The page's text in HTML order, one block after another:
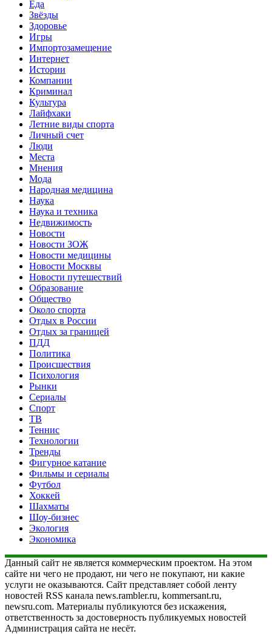
Еда
Звёзды
Здоровье
Игры
Импортозамещение
Интернет
Истории
Компании
Криминал
Культура
Лайфхаки
Летние виды спорта
Личный счет
Люди
Места
Мнения
Мода
Народная медицина
Наука
Наука и техника
Недвижимость
Новости
Новости ЗОЖ
Новости медицины
Новости Москвы
Новости путешествий
Образование
Общество
Около спорта
Отдых в России
Отдых за границей
ПДД
Политика
Происшествия
Психология
Рынки
Сериалы
Спорт
ТВ
Теннис
Технологии
Тренды
Фигурное катание
Фильмы и сериалы
Футбол
Хоккей
Шахматы
Шоу-бизнес
Экология
Экономика
Данный сайт не является коммерческим проектом. На этом
сайте ни чего не продают, ни чего не покупают, ни какие
услуги не оказываются. Сайт представляет собой ленту
новостей RSS канала news.rambler.ru, kommersant.ru,
newsru.com. Материалы публикуются без искажения,
ответственность за достоверность публикуемых новостей
Администрация сайта не несёт.